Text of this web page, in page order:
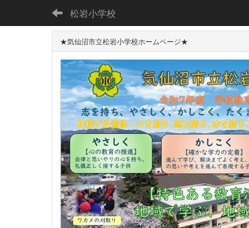
松岩小学校
★気仙沼市立松岩小学校ホームページ★